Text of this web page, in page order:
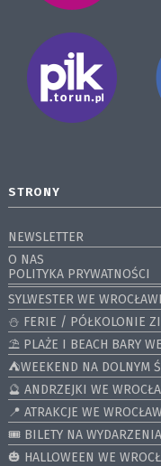
STRONY
NEWSLETTER
O NAS
POLITYKA PRYWATNOŚCI
SYLWESTER WE
⛄️ FERIE / PÓŁKOLONIE
⛱️ PLAŻE I BEACH BARY
⛺️WEEKEND NA DOLNYM
🔮 ANDRZEJKI WE
📍 ATRAKCJE WE
🎟️ BILETY NA
🎃 HALLOWEEN WE